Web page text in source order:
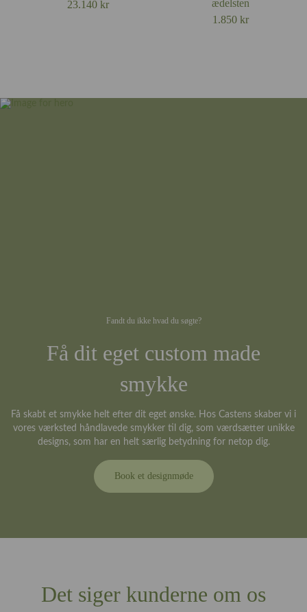
23.140 kr
ædelsten
1.850 kr
Fandt du ikke hvad du søgte?
Få dit eget custom made
smykke
Få skabt et smykke helt efter dit eget ønske. Hos Castens skaber vi i
vores værksted håndlavede smykker til dig, som værdsætter unikke
designs, som har en helt særlig betydning for netop dig.
Book et designmøde
Det siger kunderne om os